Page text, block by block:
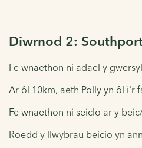
Diwrnod 2:
Fe wnaethon ni adael y
Ar ôl 10km, aeth Polly yn ôl i'r
Fe wnaethon ni seiclo ar y
Roedd y llwybrau beicio yn